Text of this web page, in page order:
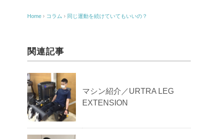
Home › コラム › 同じ運動を続けていてもいいの？
関連記事
マシン紹介／URTRA LEG
EXTENSION